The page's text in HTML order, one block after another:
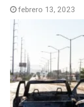
febrero 13, 2023